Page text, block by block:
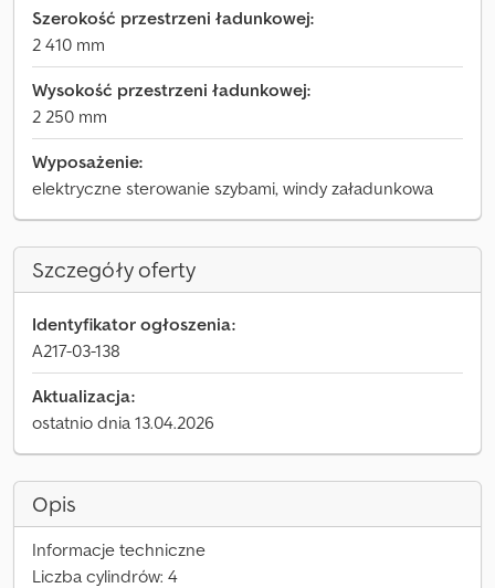
Szerokość przestrzeni ładunkowej:
2 410 mm
Wysokość przestrzeni ładunkowej:
2 250 mm
Wyposażenie:
elektryczne sterowanie szybami, windy załadunkowa
Szczegóły oferty
Identyfikator ogłoszenia:
A217-03-138
Aktualizacja:
ostatnio dnia 13.04.2026
Opis
Informacje techniczne
Liczba cylindrów: 4